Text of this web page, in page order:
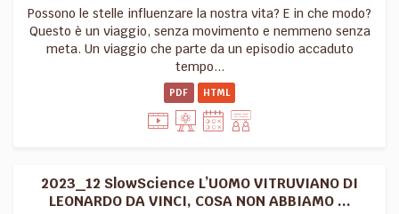
Possono le stelle influenzare la nostra vita? E in che modo?
Questo è un viaggio, senza movimento e nemmeno senza
meta. Un viaggio che parte da un episodio accaduto
tempo...
PDF HTML
2023_12 SlowScience L’UOMO VITRUVIANO DI
LEONARDO DA VINCI, COSA NON ABBIAMO ...